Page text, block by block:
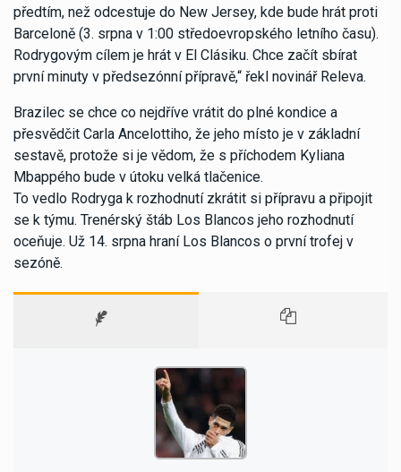
předtím, než odcestuje do New Jersey, kde bude hrát proti
Barceloně (3. srpna v 1:00 středoevropského letního času).
Rodrygovým cílem je hrát v El Clásiku. Chce začít sbírat
první minuty v předsezónní přípravě,“ řekl novinář Releva.
Brazilec se chce co nejdříve vrátit do plné kondice a
přesvědčit Carla Ancelottiho, že jeho místo je v základní
sestavě, protože si je vědom, že s příchodem Kyliana
Mbappého bude v útoku velká tlačenice.
To vedlo Rodryga k rozhodnutí zkrátit si přípravu a připojit
se k týmu. Trenérský štáb Los Blancos jeho rozhodnutí
oceňuje. Už 14. srpna hraní Los Blancos o první trofej v
sezóně.